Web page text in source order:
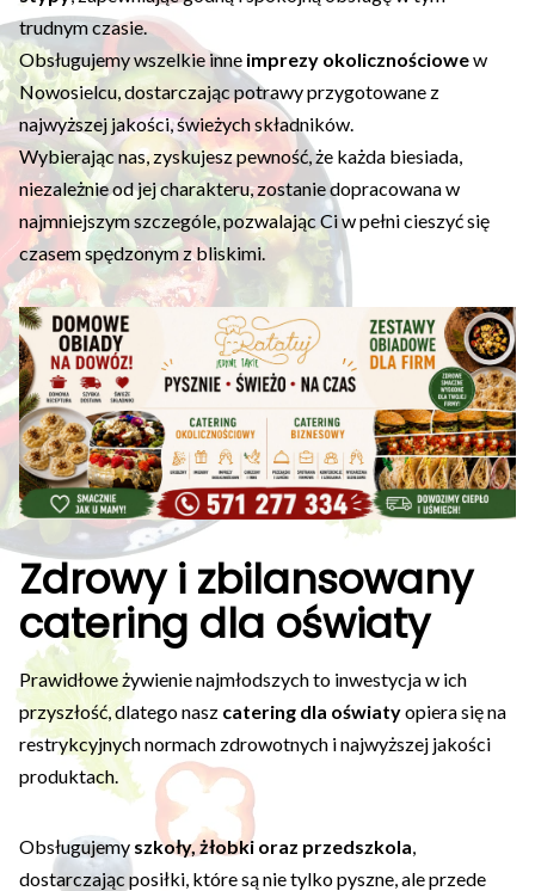
trudnym czasie.
Obsługujemy wszelkie inne imprezy okolicznościowew
Nowosielcu, dostarczając potrawy przygotowane z
najwyższej jakości, świeżych składników.
Wybierając nas, zyskujesz pewność, że każda biesiada,
niezależnie od jej charakteru, zostanie dopracowana w
najmniejszym szczególe, pozwalając Ci w pełni cieszyć się
czasem spędzonym z bliskimi.
Zdrowy i zbilansowany
catering dla oświaty
Prawidłowe żywienie najmłodszych to inwestycja w ich
przyszłość, dlatego nasz catering dla oświatyopiera się na
restrykcyjnych normach zdrowotnych i najwyższej jakości
produktach.
Obsługujemy szkoły, żłobki oraz przedszkola,
dostarczając posiłki, które są nie tylko pyszne, ale przede